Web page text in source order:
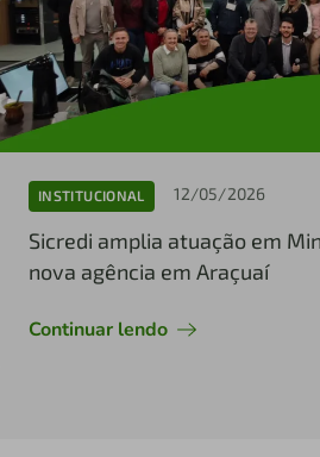
INSTITUCIONAL 12/05/2026
Sicredi amplia atuação em
nova agência em Araçuaí
Continuar lendo